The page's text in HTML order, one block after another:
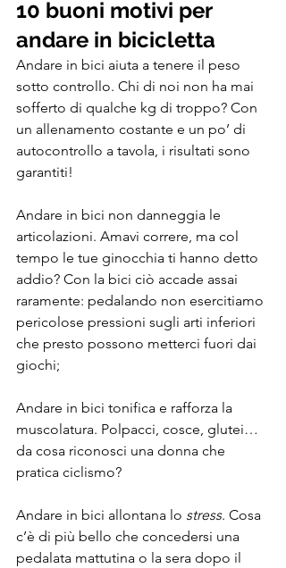
10 buoni motivi per
andare in bicicletta
Andare in bici aiuta a tenere il peso
sotto controllo. Chi di noi non ha mai
sofferto di qualche kg di troppo? Con
un allenamento costante e un po’ di
autocontrollo a tavola, i risultati sono
garantiti!
Andare in bici non danneggia le
articolazioni. Amavi correre, ma col
tempo le tue ginocchia ti hanno detto
addio? Con la bici ciò accade assai
raramente: pedalando non esercitiamo
pericolose pressioni sugli arti inferiori
che presto possono metterci fuori dai
giochi;
Andare in bici tonifica e rafforza la
muscolatura. Polpacci, cosce, glutei…
da cosa riconosci una donna che
pratica ciclismo?
Andare in bici allontana lo stress. Cosa
c’è di più bello che concedersi una
pedalata mattutina o la sera dopo il